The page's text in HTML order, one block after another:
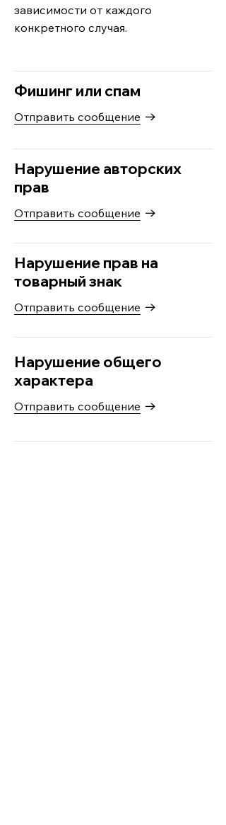
зависимости от каждого
конкретного случая.
Фишинг или спам
Отправить сообщение
Нарушение авторских
прав
Отправить сообщение
Нарушение прав на
товарный знак
Отправить сообщение
Нарушение общего
характера
Отправить сообщение